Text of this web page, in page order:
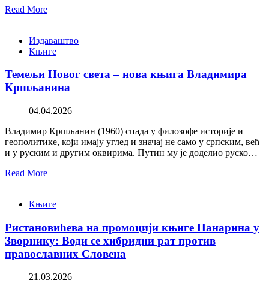
Read More
Издаваштво
Књиге
Темељи Новог света – нова књига Владимира
Кршљанина
04.04.2026
Владимир Кршљанин (1960) спада у филозофе историје и
геополитике, који имају углед и значај не само у српским, већ
и у руским и другим оквирима. Путин му је доделио руско…
Read More
Књиге
Ристановићева на промоцији књиге Панарина у
Зворнику: Води се хибридни рат против
православних Словена
21.03.2026